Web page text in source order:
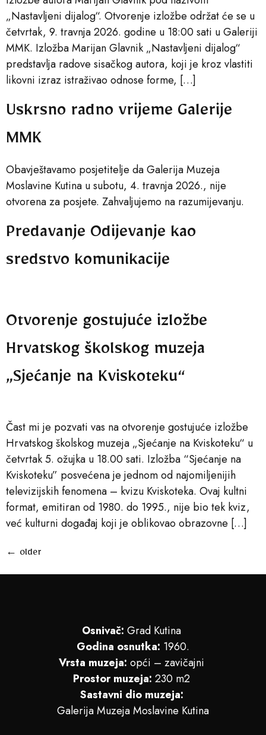
„Nastavljeni dijalog“. Otvorenje izložbe održat će se u
četvrtak, 9. travnja 2026. godine u 18:00 sati u Galeriji
MMK. Izložba Marijan Glavnik „Nastavljeni dijalog“
predstavlja radove sisačkog autora, koji je kroz vlastiti
likovni izraz istraživao odnose forme, […]
Uskrsno radno vrijeme Galerije
MMK
Obavještavamo posjetitelje da Galerija Muzeja
Moslavine Kutina u subotu, 4. travnja 2026., nije
otvorena za posjete. Zahvaljujemo na razumijevanju.
Predavanje Odijevanje kao
sredstvo komunikacije
Otvorenje gostujuće izložbe
Hrvatskog školskog muzeja
„Sjećanje na Kviskoteku“
Čast mi je pozvati vas na otvorenje gostujuće izložbe
Hrvatskog školskog muzeja „Sjećanje na Kviskoteku“ u
četvrtak 5. ožujka u 18.00 sati. Izložba “Sjećanje na
Kviskoteku” posvećena je jednom od najomiljenijih
televizijskih fenomena – kvizu Kviskoteka. Ovaj kultni
format, emitiran od 1980. do 1995., nije bio tek kviz,
već kulturni događaj koji je oblikovao obrazovne […]
← older
Osnivač: Grad Kutina
Godina osnutka: 1960.
Vrsta muzeja: opći – zavičajni
Prostor muzeja: 230 m2
Sastavni dio muzeja:
Galerija Muzeja Moslavine Kutina